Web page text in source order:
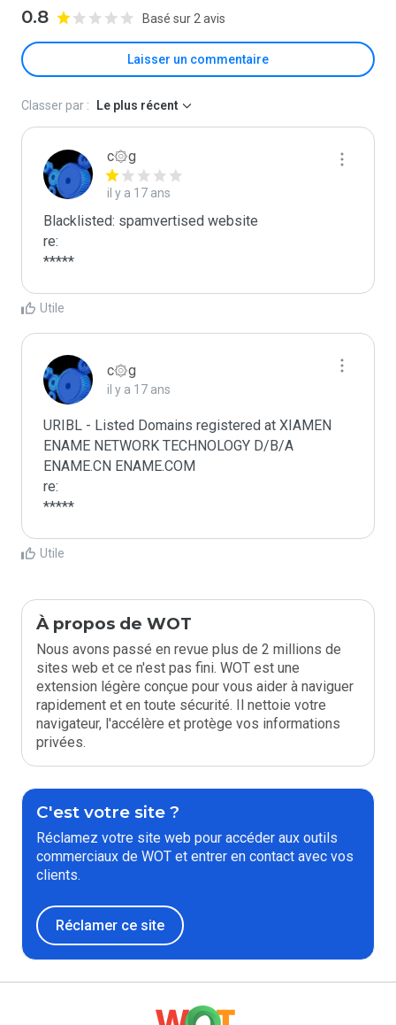
0.8 Basé sur 2 avis
Laisser un commentaire
Classer par : Le plus récent
c۞g
il y a 17 ans
Blacklisted: spamvertised website
re:
*****
Utile
c۞g
il y a 17 ans
URIBL - Listed Domains registered at XIAMEN
ENAME NETWORK TECHNOLOGY D/B/A
ENAME.CN ENAME.COM
re:
*****
Utile
À propos de WOT
Nous avons passé en revue plus de 2 millions de
sites web et ce n'est pas fini. WOT est une
extension légère conçue pour vous aider à naviguer
rapidement et en toute sécurité. Il nettoie votre
navigateur, l'accélère et protège vos informations
privées.
C'est votre site ?
Réclamez votre site web pour accéder aux outils
commerciaux de WOT et entrer en contact avec vos
clients.
Réclamer ce site